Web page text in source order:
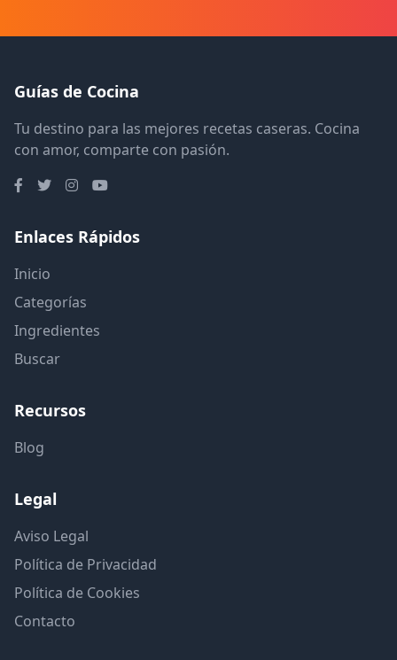
Guías de Cocina
Tu destino para las mejores recetas caseras. Cocina
con amor, comparte con pasión.
Enlaces Rápidos
Inicio
Categorías
Ingredientes
Buscar
Recursos
Blog
Legal
Aviso Legal
Política de Privacidad
Política de Cookies
Contacto